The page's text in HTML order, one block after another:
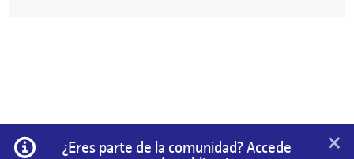
Información
¿Eres parte de la comunidad? Accede
×